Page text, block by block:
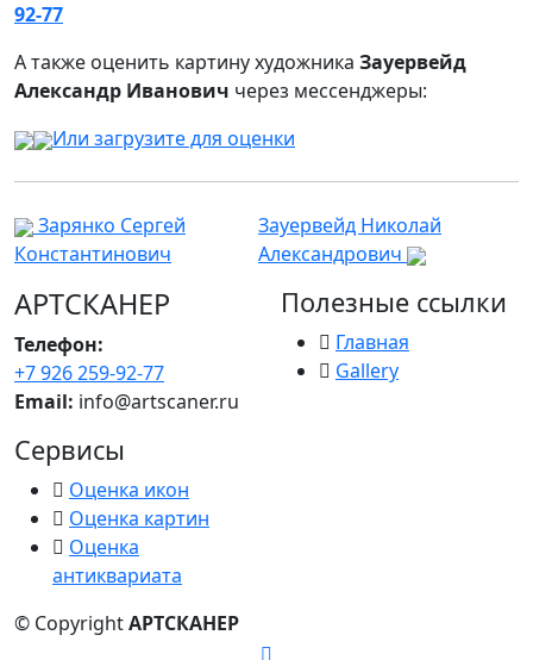
92-77
А также оценить картину художника Зауервейд
Александр Иванович через мессенджеры:
Или загрузите для оценки
Зарянко Сергей
Константинович
Зауервейд Николай
Александрович
АРТСКАНЕР
Телефон:
+7 926 259-92-77
Email: info@artscaner.ru
Полезные ссылки
Главная
Gallery
Сервисы
Оценка икон
Оценка картин
Оценка
антиквариата
© CopyrightАРТСКАНЕР